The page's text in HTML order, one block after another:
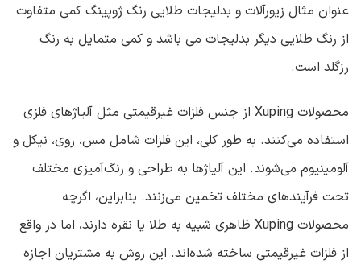
عنوان مثال زیورآلات و بدلیجات طلایی رنگ ژوپینگ کمی متفاوت
از رنگ طلایی دیگر بدلیجات می باشد و کمی متمایل به رنگ
رزگلد است.
محصولات Xuping از جنس فلزات غیرقیمتی مثل آلیاژهای فلزی
استفاده می‌کنند. به طور کلی، این فلزات شامل مس، روی، نیکل و
آلومینیوم می‌شوند. این آلیاژها به طراحی و رنگ‌آمیزی مختلف
تحت فرآیندهای مختلف تخمین می‌زنند. بنابراین، اگرچه
محصولات Xuping ظاهری شبیه به طلا یا نقره دارند، اما در واقع
از فلزات غیرقیمتی ساخته شده‌اند. این روش به مشتریان اجازه